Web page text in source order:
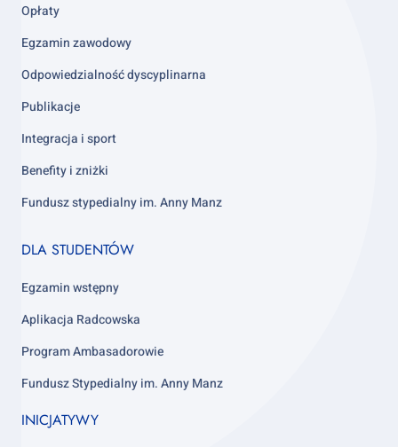
Opłaty
Egzamin zawodowy
Odpowiedzialność dyscyplinarna
Publikacje
Integracja i sport
Benefity i zniżki
Fundusz stypedialny im. Anny Manz
Footer
4
DLA STUDENTÓW
Egzamin wstępny
Aplikacja Radcowska
Program Ambasadorowie
Fundusz Stypedialny im. Anny Manz
INICJATYWY